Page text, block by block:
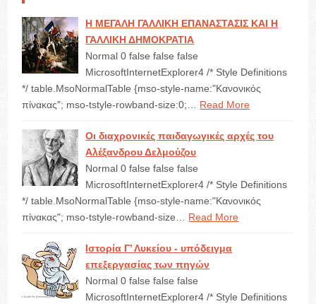
Η ΜΕΓΑΛΗ ΓΑΛΛΙΚΗ ΕΠΑΝΑΣΤΑΣΙΣ ΚΑΙ Η
ΓΑΛΛΙΚΗ ΔΗΜΟΚΡΑΤΙΑ
Normal 0 false false false
MicrosoftInternetExplorer4 /* Style Definitions
*/ table.MsoNormalTable {mso-style-name:"Κανονικός
πίνακας"; mso-tstyle-rowband-size:0;… Read More
Οι διαχρονικές παιδαγωγικές αρχές του
Αλέξανδρου Δελμούζου
Normal 0 false false false
MicrosoftInternetExplorer4 /* Style Definitions
*/ table.MsoNormalTable {mso-style-name:"Κανονικός
πίνακας"; mso-tstyle-rowband-size… Read More
Ιστορία Γ’ Λυκείου - υπόδειγμα
επεξεργασίας των πηγών
Normal 0 false false false
MicrosoftInternetExplorer4 /* Style Definitions